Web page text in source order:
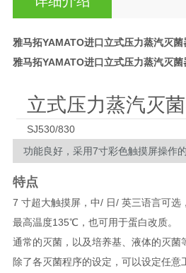
雅马拓YAMATO进口立式压力蒸汽灭菌
雅马拓YAMATO进口立式压力蒸汽灭菌
立式压力蒸汽灭
SJ530/830
功能良好，采用7寸彩色触摸屏操作
特点
7 寸超大触摸屏，中/ 日/ 英三语言可选
最高温度135℃，也可用于蛋白改质。
通常的灭菌，以及培养基、液体的灭菌
除了各灭菌程序的设定，可以设定任意